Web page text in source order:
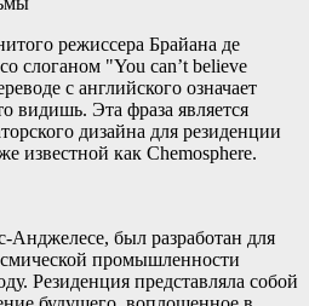
режиссера Брайана де
слоганом "You can’t believe
с английского означает
видишь. Эта фраза является
дизайна для резиденции
известной как Chemosphere.
был разработан для
промышленности
Резиденция представляла собой